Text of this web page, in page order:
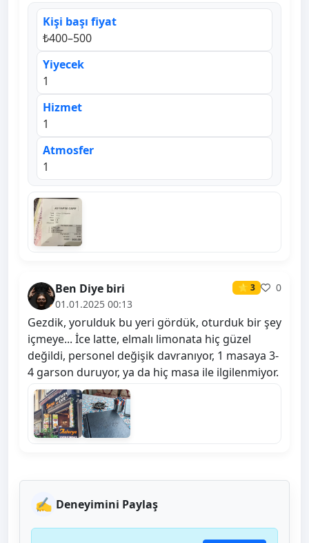
Kişi başı fiyat
₺400–500
Yiyecek
1
Hizmet
1
Atmosfer
1
Ben Diye biri ⭐ 3
0
01.01.2025 00:13
Gezdik, yorulduk bu yeri gördük, oturduk bir şey
içmeye... İce latte, elmalı limonata hiç güzel
değildi, personel değişik davranıyor, 1 masaya 3-
4 garson duruyor, ya da hiç masa ile ilgilenmiyor.
✍️ Deneyimini Paylaş